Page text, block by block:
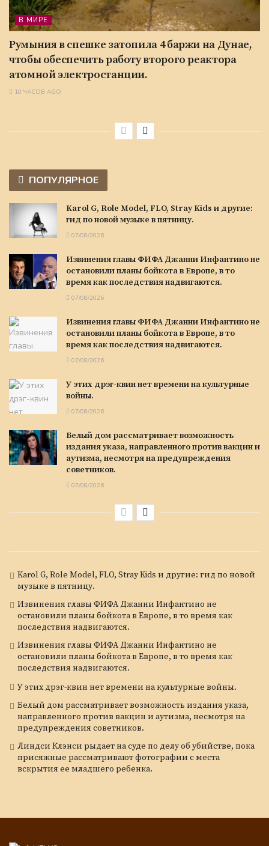
В МИРЕ
Румыния в спешке затопила 4 баржи на Дунае,
чтобы обеспечить работу второго реактора
атомной электростанции.
10 ЧАСОВ AGO
ПОПУЛЯРНОЕ
Karol G, Role Model, FLO, Stray Kids и другие:
гид по новой музыке в пятницу.
07/08/2026
Извинения главы ФИФА Джанни Инфантино не
остановили планы бойкота в Европе, в то
время как последствия надвигаются.
07/08/2026
Извинения главы ФИФА Джанни Инфантино не
остановили планы бойкота в Европе, в то
время как последствия надвигаются.
07/08/2026
У этих дрэг-квин нет времени на культурные
войны.
07/08/2026
Белый дом рассматривает возможность
издания указа, направленного против вакцин и
аутизма, несмотря на предупреждения
советников.
07/08/2026
Karol G, Role Model, FLO, Stray Kids и другие: гид по новой
музыке в пятницу.
Извинения главы ФИФА Джанни Инфантино не
остановили планы бойкота в Европе, в то время как
последствия надвигаются.
Извинения главы ФИФА Джанни Инфантино не
остановили планы бойкота в Европе, в то время как
последствия надвигаются.
У этих дрэг-квин нет времени на культурные войны.
Белый дом рассматривает возможность издания указа,
направленного против вакцин и аутизма, несмотря на
предупреждения советников.
Линдси Клэнси рыдает на суде по делу об убийстве, пока
присяжные рассматривают фотографии с места
вскрытия ее младшего ребенка.